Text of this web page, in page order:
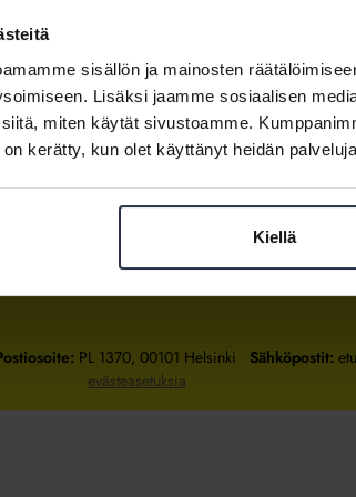
sisällön ja mainosten
Lisäksi jaamme sosiaalisen
miten käytät sivustoamme.
kerätty, kun olet käyttänyt heidän
Kiellä
Kirjaudu sisään
Tietoa jäsenyydestä
PL 1370, 00101 Helsinki Sähköpostit:
evästeasetuksia